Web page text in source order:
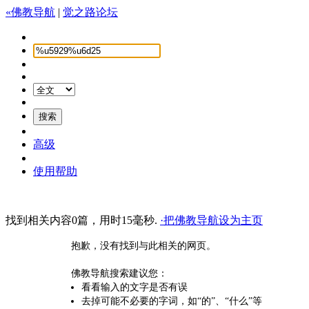
«佛教导航 | 觉之路论坛
高级
使用帮助
找到相关内容0篇，用时15毫秒. ·把佛教导航设为主页
抱歉，没有找到与此相关的网页。
佛教导航搜索建议您：
看看输入的文字是否有误
去掉可能不必要的字词，如“的”、“什么”等